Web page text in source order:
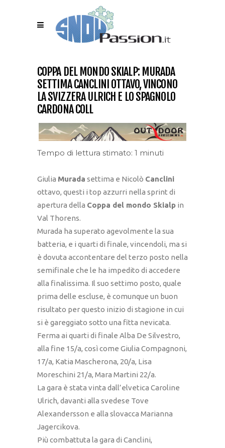
COPPA DEL MONDO SKIALP: MURADA
SETTIMA CANCLINI OTTAVO, VINCONO
LA SVIZZERA ULRICH E LO SPAGNOLO
CARDONA COLL
Tempo di lettura stimato: 1 minuti
Giulia Murada settima e Nicolò Canclini
ottavo, questi i top azzurri nella sprint di
apertura della Coppa del mondo Skialp in
Val Thorens.
Murada ha superato agevolmente la sua
batteria, e i quarti di finale, vincendoli, ma si
è dovuta accontentare del terzo posto nella
semifinale che le ha impedito di accedere
alla finalissima. Il suo settimo posto, quale
prima delle escluse, è comunque un buon
risultato per questo inizio di stagione in cui
si è gareggiato sotto una fitta nevicata.
Ferma ai quarti di finale Alba De Silvestro,
alla fine 15/a, così come Giulia Compagnoni,
17/a, Katia Mascherona, 20/a, Lisa
Moreschini 21/a, Mara Martini 22/a.
La gara è stata vinta dall’elvetica Caroline
Ulrich, davanti alla svedese Tove
Alexandersson e alla slovacca Marianna
Jagercikova.
Più combattuta la gara di Canclini,